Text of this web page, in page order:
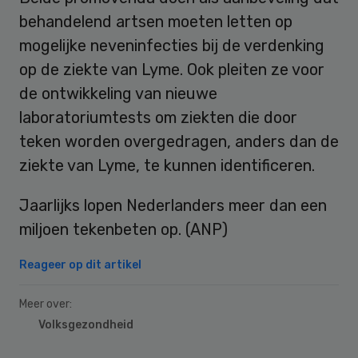
behandelend artsen moeten letten op
mogelijke neveninfecties bij de verdenking
op de ziekte van Lyme. Ook pleiten ze voor
de ontwikkeling van nieuwe
laboratoriumtests om ziekten die door
teken worden overgedragen, anders dan de
ziekte van Lyme, te kunnen identificeren.
Jaarlijks lopen Nederlanders meer dan een
miljoen tekenbeten op. (ANP)
Reageer op dit artikel
Meer over:
Volksgezondheid